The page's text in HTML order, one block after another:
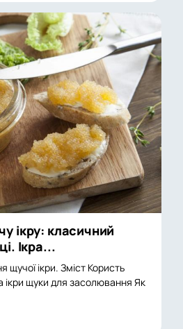
ікру: класичний
Ікра...
ікри. Зміст Користь
ікри щуки для засолювання Як